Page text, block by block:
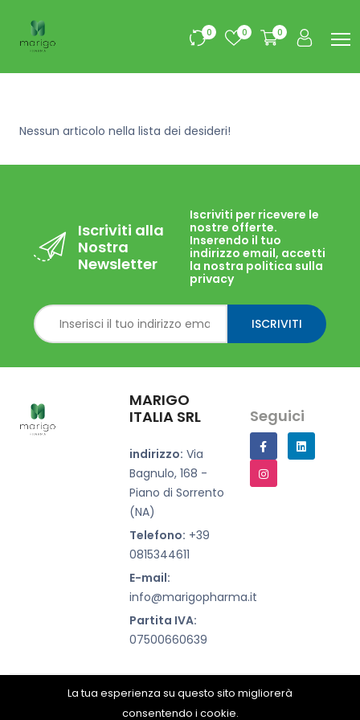
0 0 0
Nessun articolo nella lista dei desideri!
Iscriviti alla
Nostra
Newsletter
Iscriviti per ricevere le
nostre offerte.
Inserendo il tuo
indirizzo email, accetti
la nostra politica sulla
privacy
ISCRIVITI
MARIGO
ITALIA SRL
indirizzo: Via
Bagnulo, 168 -
Piano di Sorrento
(NA)
Telefono: +39
0815344611
E-mail:
info@marigopharma.it
Partita IVA:
07500660639
Seguici
Copyright © 2023 Marigopharma all rights reserved.
La tua esperienza su questo sito migliorerà
consentendo i cookie.